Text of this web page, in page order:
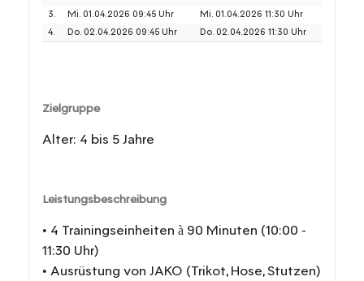
3.
Mi. 01.04.2026 09:45 Uhr
Mi. 01.04.2026 11:30 Uhr
4.
Do. 02.04.2026 09:45 Uhr Do. 02.04.2026 11:30 Uhr
Zielgruppe
Alter: 4 bis 5 Jahre
Leistungsbeschreibung
• 4 Trainingseinheiten à 90 Minuten (10:00 -
11:30 Uhr)
• Ausrüstung von JAKO (Trikot, Hose, Stutzen)